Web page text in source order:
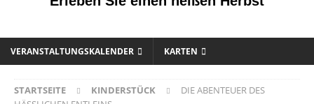
VERANSTALTUNGSKALENDER KARTEN
STARTSEITE KINDERSTÜCK
DIE ABENTEUER DES